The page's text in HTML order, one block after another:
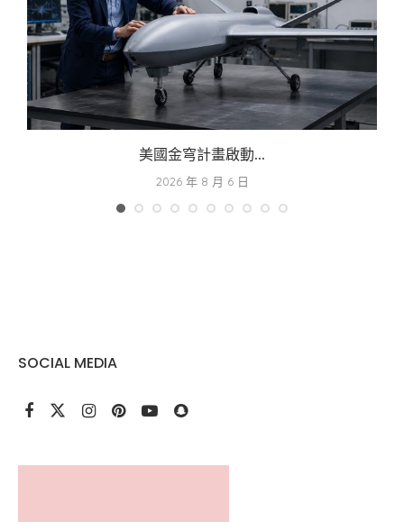
美國金穹計畫啟動...
2026 年 8 月 6 日
SOCIAL MEDIA